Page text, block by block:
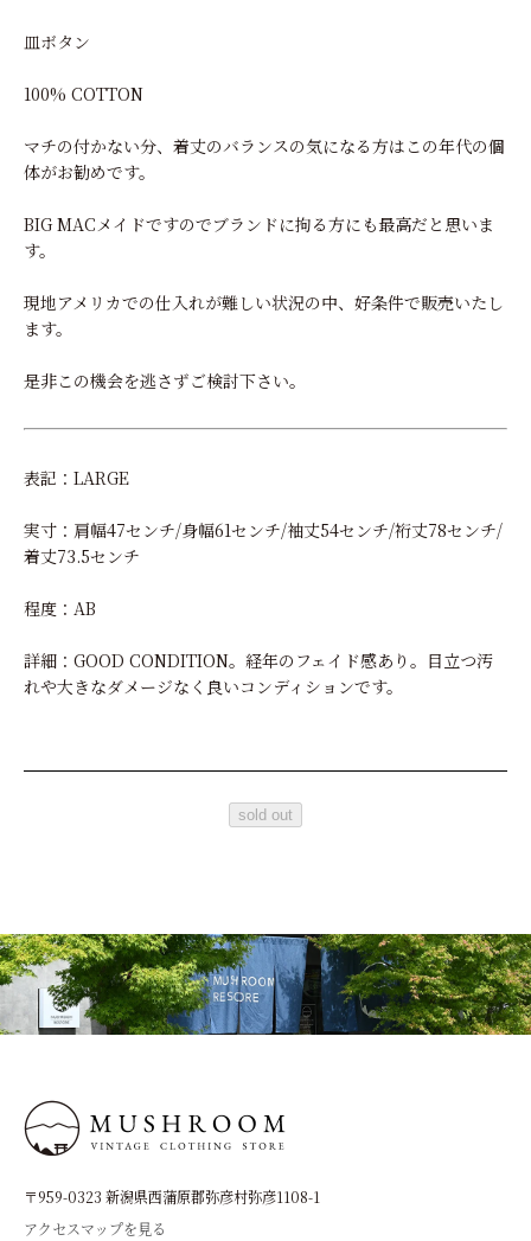
皿ボタン
100% COTTON
マチの付かない分、着丈のバランスの気になる方はこの年代の個
体がお勧めです。
BIG MACメイドですのでブランドに拘る方にも最高だと思いま
す。
現地アメリカでの仕入れが難しい状況の中、好条件で販売いたし
ます。
是非この機会を逃さずご検討下さい。
表記：LARGE
実寸：肩幅47センチ/身幅61センチ/袖丈54センチ/裄丈78センチ/
着丈73.5センチ
程度：AB
詳細：GOOD CONDITION。経年のフェイド感あり。目立つ汚
れや大きなダメージなく良いコンディションです。
sold out
〒959-0323 新潟県西蒲原郡弥彦村弥彦1108-1
アクセスマップを見る